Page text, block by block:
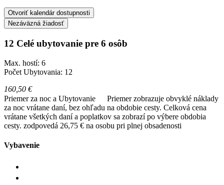
Otvoriť kalendár dostupnosti
Nezáväzná žiadosť
12 Celé ubytovanie pre 6 osôb
Max. hostí: 6
Počet Ubytovania: 12
160,50 €
Priemer za noc a Ubytovanie
Priemer zobrazuje obvyklé náklady
za noc vrátane daní, bez ohľadu na obdobie cesty. Celková cena
vrátane všetkých daní a poplatkov sa zobrazí po výbere obdobia
cesty. zodpovedá 26,75 € na osobu pri plnej obsadenosti
Vybavenie